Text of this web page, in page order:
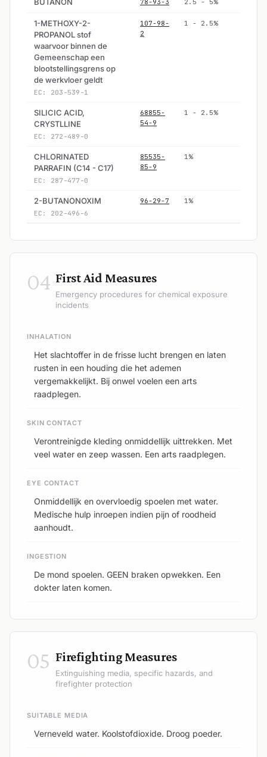
1-METHOXY-2-
PROPANOL stof
waarvoor binnen de
Gemeenschap een
blootstellingsgrens op
de werkvloer geldt
EC: 203-539-1
107-98-
2
1 - 2.5%
SILICIC ACID,
CRYSTLLINE
EC: 272-489-0
68855-
54-9
1 - 2.5%
CHLORINATED
PARRAFIN (C14 - C17)
EC: 287-477-0
85535-
85-9
1%
2-BUTANONOXIM
EC: 202-496-6
96-29-7 1%
04 First Aid Measures
Emergency procedures for chemical exposure
incidents
INHALATION
Het slachtoffer in de frisse lucht brengen en laten
rusten in een houding die het ademen
vergemakkelijkt. Bij onwel voelen een arts
raadplegen.
SKIN CONTACT
Verontreinigde kleding onmiddellijk uittrekken. Met
veel water en zeep wassen. Een arts raadplegen.
EYE CONTACT
Onmiddellijk en overvloedig spoelen met water.
Medische hulp inroepen indien pijn of roodheid
aanhoudt.
INGESTION
De mond spoelen. GEEN braken opwekken. Een
dokter laten komen.
05 Firefighting Measures
Extinguishing media, specific hazards, and
firefighter protection
SUITABLE MEDIA
Verneveld water. Koolstofdioxide. Droog poeder.